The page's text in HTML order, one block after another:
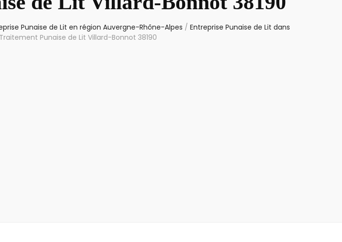
Punaise de Lit en région Auvergne-Rhône-Alpes / Entreprise Punaise de Lit dans
Punaise de Lit Villard-Bonnot 38190